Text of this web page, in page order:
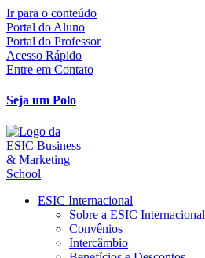
Ir para o conteúdo
Portal do Aluno
Portal do Professor
Acesso Rápido
Entre em Contato
Seja um Polo
ESIC Internacional
Sobre a ESIC Internacional
Convênios
Intercâmbio